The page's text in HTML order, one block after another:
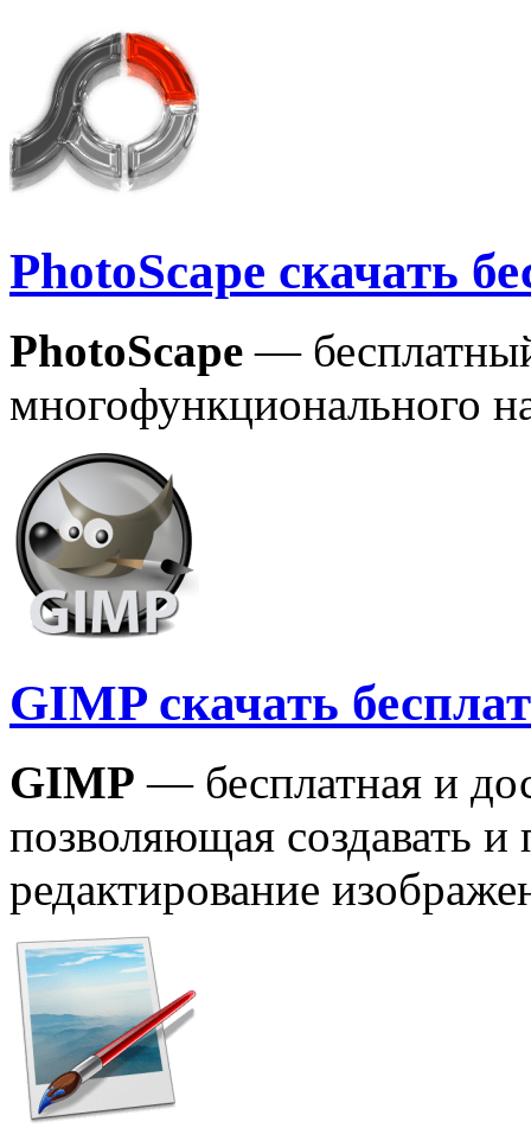
PhotoScape скачать
PhotoScape —
многофункционального
GIMP скачать
GIMP — бесплатная и
позволяющая создавать и
редактирование